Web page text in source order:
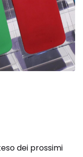
dei prossimi